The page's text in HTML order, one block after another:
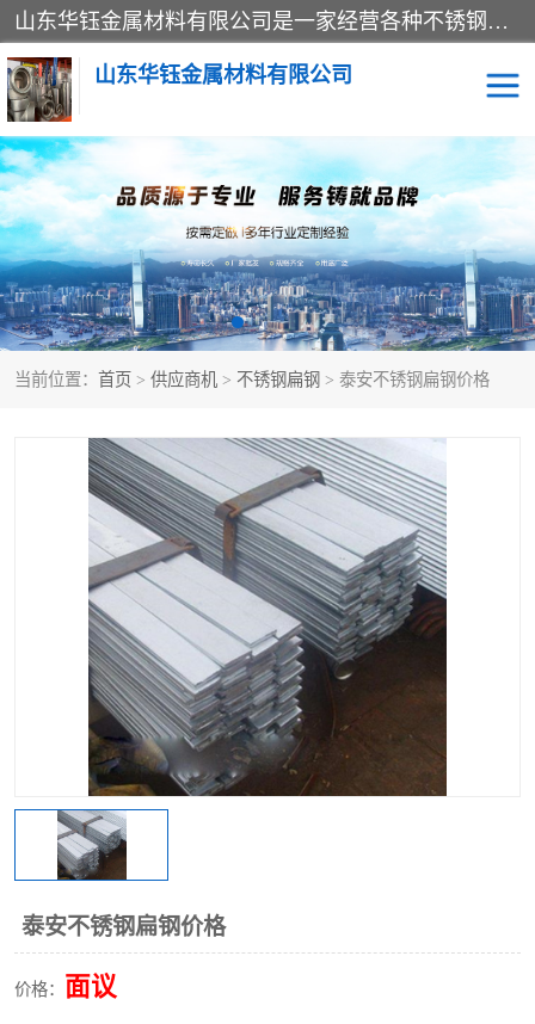
山东华钰金属材料有限公司是一家经营各种不锈钢管材、板材、圆钢、法兰、封头、型材等产品的公司；主营产品有：不锈钢管，激光切割，管件标准件，不锈钢圆钢，不锈钢人孔，不锈钢亮管，不锈钢角钢，不锈钢加工，不锈钢管子，不锈钢工业方管，不锈钢封头，不锈钢法兰，不锈钢阀门，不锈钢槽钢，不锈钢扁钢，不锈钢板等；可为客户制作各种规格的型材及不锈钢配件、非标准件及各种容器具等，能满足客户的不同采购要求。
山东华钰金属材料有限公司
当前位置： 首页 > 供应商机 > 不锈钢扁钢 > 泰安不锈钢扁钢价格
泰安不锈钢扁钢价格
价格： 面议
不锈钢管 激光切割
管件标准件 不锈钢圆钢
不锈钢人孔 不锈钢亮管
不锈钢角钢 不锈钢加工
不锈钢板 不锈钢工业方管
不锈钢封头 不锈钢法兰
不锈钢阀门 不锈钢槽钢
不锈钢扁钢